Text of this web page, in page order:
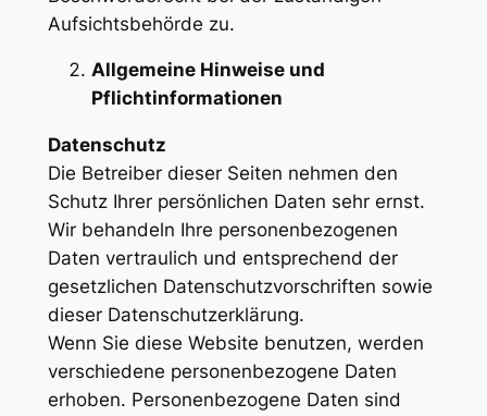
Aufsichtsbehörde zu.
Allgemeine Hinweise und
Pflichtinformationen
Datenschutz
Die Betreiber dieser Seiten nehmen den
Schutz Ihrer persönlichen Daten sehr ernst.
Wir behandeln Ihre personenbezogenen
Daten vertraulich und entsprechend der
gesetzlichen Datenschutzvorschriften sowie
dieser Datenschutzerklärung.
Wenn Sie diese Website benutzen, werden
verschiedene personenbezogene Daten
erhoben. Personenbezogene Daten sind